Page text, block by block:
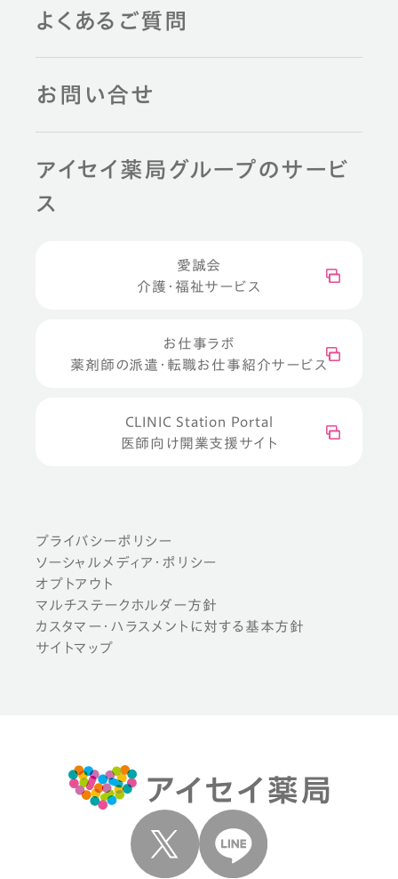
よくあるご質問
お問い合せ
アイセイ薬局グループのサービ
ス
愛誠会
介護・福祉サービス
お仕事ラボ
薬剤師の派遣・転職お仕事紹介サービス
CLINIC Station Portal
医師向け開業支援サイト
プライバシーポリシー
ソーシャルメディア・ポリシー
オプトアウト
マルチステークホルダー方針
カスタマー・ハラスメントに対する基本方針
サイトマップ